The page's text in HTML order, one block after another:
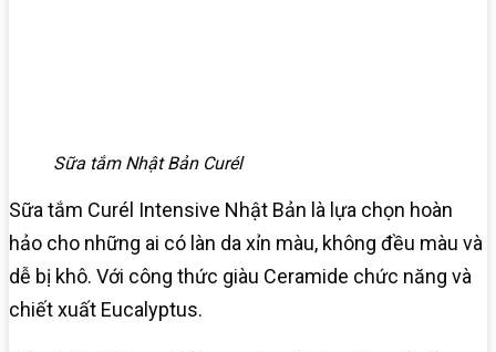
Sữa tắm Nhật Bản Curél
Sữa tắm Curél Intensive Nhật Bản là lựa chọn hoàn
hảo cho những ai có làn da xỉn màu, không đều màu và
dễ bị khô. Với công thức giàu Ceramide chức năng và
chiết xuất Eucalyptus.